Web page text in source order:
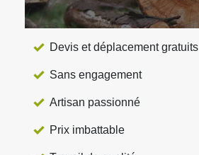
Devis et déplacement gratuits
Sans engagement
Artisan passionné
Prix imbattable